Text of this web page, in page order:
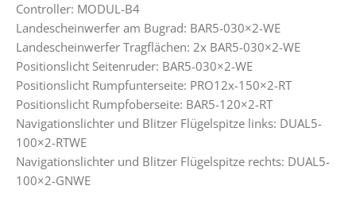
Controller: MODUL-B4
Landescheinwerfer am Bugrad: BAR5-030×2-WE
Landescheinwerfer Tragflächen: 2x BAR5-030×2-WE
Positionslicht Seitenruder: BAR5-030×2-WE
Positionslicht Rumpfunterseite: PRO12x-150×2-RT
Positionslicht Rumpfoberseite: BAR5-120×2-RT
Navigationslichter und Blitzer Flügelspitze links: DUAL5-
100×2-RTWE
Navigationslichter und Blitzer Flügelspitze rechts: DUAL5-
100×2-GNWE